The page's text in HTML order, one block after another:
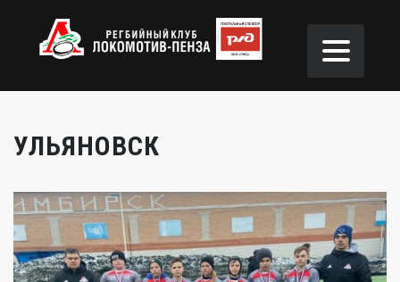
УЛЬЯНОВСК